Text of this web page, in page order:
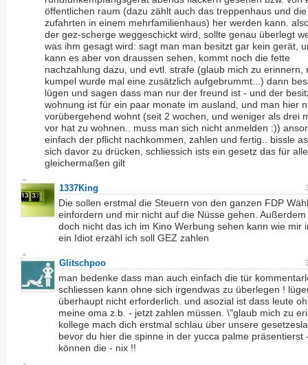
öffentlichen raum (dazu zählt auch das treppenhaus und die
zufahrten in einem mehrfamilienhaus) her werden kann.
der gez-scherge weggeschickt wird, sollte genau überlegt
was ihm gesagt wird: sagt man man besitzt gar kein gerät,
kann es aber von draussen sehen, kommt noch die fette
nachzahlung dazu, und evtl. strafe (glaub mich zu erinnern,
kumpel wurde mal eine zusätzlich aufgebrummt...) dann
lügen und sagen dass man nur der freund ist - und der
wohnung ist für ein paar monate im ausland, und man hier
vorübergehend wohnt (seit 2 wochen, und weniger als drei
vor hat zu wohnen.. muss man sich nicht anmelden :))
einfach der pflicht nachkommen, zahlen und fertig.. bissle
sich davor zu drücken, schliessich ists ein gesetz das für alle
gleichermaßen gilt
1337King
Die sollen erstmal die Steuern von den ganzen FDP
einfordern und mir nicht auf die Nüsse gehen.
doch nicht das ich im Kino Werbung sehen kann wie mir
ein Idiot erzähl ich soll GEZ zahlen
Glitschpoo
man bedenke dass man auch einfach die tür
schliessen kann ohne sich irgendwas zu überlegen !
überhaupt nicht erforderlich. und asozial ist dass leute
meine oma z.b. - jetzt zahlen müssen. \"glaub mich zu
kollege mach dich erstmal schlau über unsere
bevor du hier die spinne in der yucca palme präsentierst
können die - nix !!